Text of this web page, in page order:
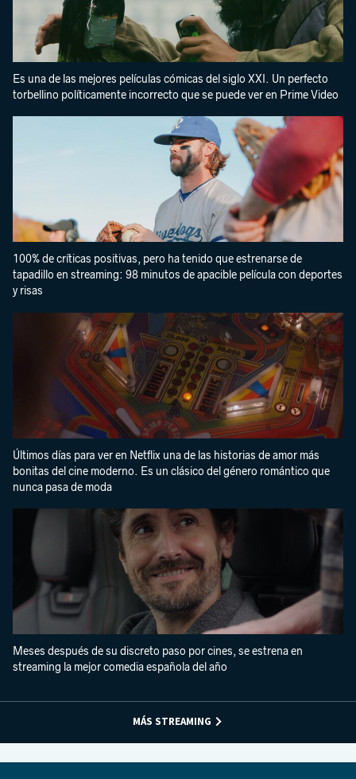
Es una de las mejores películas cómicas del siglo XXI. Un perfecto
torbellino políticamente incorrecto que se puede ver en Prime Video
100% de críticas positivas, pero ha tenido que estrenarse de
tapadillo en streaming: 98 minutos de apacible película con deportes
y risas
Últimos días para ver en Netflix una de las historias de amor más
bonitas del cine moderno. Es un clásico del género romántico que
nunca pasa de moda
Meses después de su discreto paso por cines, se estrena en
streaming la mejor comedia española del año
MÁS STREAMING